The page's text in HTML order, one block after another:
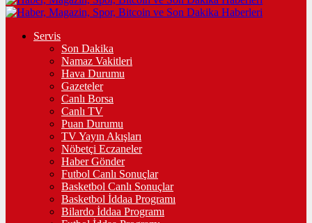
Servis
Son Dakika
Namaz Vakitleri
Hava Durumu
Gazeteler
Canlı Borsa
Canlı TV
Puan Durumu
TV Yayın Akışları
Nöbetçi Eczaneler
Haber Gönder
Futbol Canlı Sonuçlar
Basketbol Canlı Sonuçlar
Basketbol İddaa Programı
Bilardo İddaa Programı